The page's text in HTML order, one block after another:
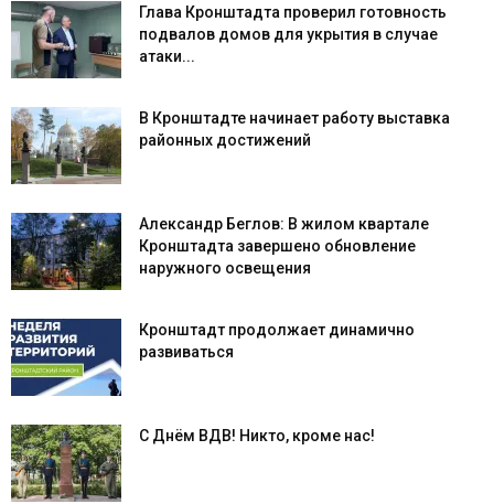
Глава Кронштадта проверил готовность
подвалов домов для укрытия в случае
атаки...
В Кронштадте начинает работу выставка
районных достижений
Александр Беглов: В жилом квартале
Кронштадта завершено обновление
наружного освещения
Кронштадт продолжает динамично
развиваться
С Днём ВДВ! Никто, кроме нас!